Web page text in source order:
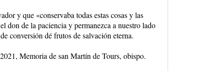
y que «conservaba todas estas cosas y las
don de la paciencia y permanezca a nuestro lado
conversión dé frutos de salvación eterna.
Memoria de san Martín de Tours, obispo.